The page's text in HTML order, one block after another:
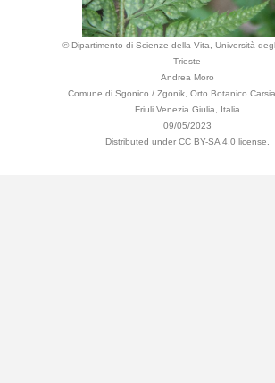
© Dipartimento di Scienze della Vita, Università
Trieste
Andrea Moro
Comune di Sgonico / Zgonik, Orto Botanico
Friuli Venezia Giulia, Italia
09/05/2023
Distributed under CC BY-SA 4.0 license.